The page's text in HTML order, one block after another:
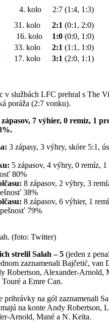
4. kolo 2:7 (1:4, 1:3)
31. kolo 2:1 (0:1, 2:0)
16. kolo 1:0 (0:0, 1:0)
33. kolo 2:1 (1:1, 1:0)
17. kolo 3:1 (2:0, 1:1)
v službách LFC prehral s The
poráža (2:7 vonku).
zápasov, 7 výhier, 0 remíz, 1
3 zápasy, 3 výhry, skóre 5:1,
5 zápasov, 4 výhry, 0 remíz, 1
80%
8 zápasov, 2 výhry, 3
38%
8 zápasov, 6 výhier, 1
79%
(foto: Twitter)
strelil Salah – 5 (jeden z
zaznamenali Bajčetić, van
Robertson, Alexander-Arnold,
a Emre Can.
prihrávky na gól zaznamenali
na konte Andy Robertson,
Arnold, Mané a N. Keïta.